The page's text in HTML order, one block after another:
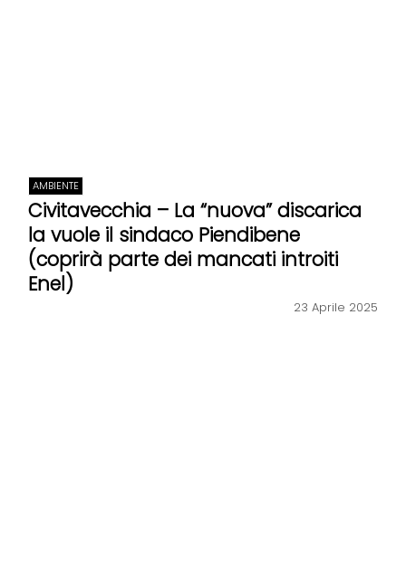
AMBIENTE
Civitavecchia – La “nuova” discarica
la vuole il sindaco Piendibene
(coprirà parte dei mancati introiti
Enel)
23 Aprile 2025